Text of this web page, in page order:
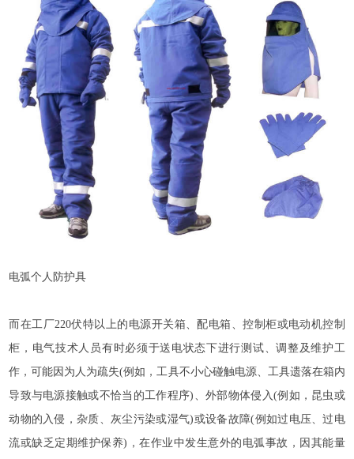
电弧个人防护具
而在工厂220伏特以上的电源开关箱、配电箱、控制柜或电动机控制
柜，电气技术人员有时必须于送电状态下进行测试、调整及维护工
作，可能因为人为疏失(例如，工具不小心碰触电源、工具遗落在箱内
导致与电源接触或不恰当的工作程序)、外部物体侵入(例如，昆虫或
动物的入侵，杂质、灰尘污染或湿气)或设备故障(例如过电压、过电
流或缺乏定期维护保养)，在作业中发生意外的电弧事故，因其能量